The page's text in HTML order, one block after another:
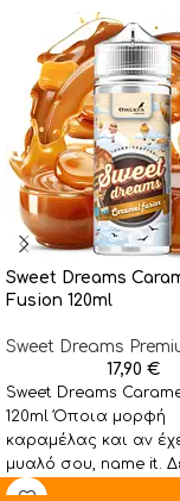
Sweet Dreams
Fusion 120ml
Sweet Dreams
17,90 €
Sweet Dreams
120ml Όποια μορφή
καραμέλας και αν
μυαλό σου, name it.
πρόκειται για ένα